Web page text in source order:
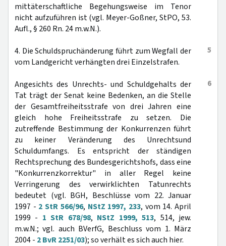
mittäterschaftliche Begehungsweise im Tenor
nicht aufzuführen ist (vgl. Meyer-Goßner, StPO, 53.
Aufl., § 260 Rn. 24 m.w.N.).
5
4. Die Schuldspruchänderung führt zum Wegfall der
vom Landgericht verhängten drei Einzelstrafen.
6
Angesichts des Unrechts- und Schuldgehalts der
Tat trägt der Senat keine Bedenken, an die Stelle
der Gesamtfreiheitsstrafe von drei Jahren eine
gleich hohe Freiheitsstrafe zu setzen. Die
zutreffende Bestimmung der Konkurrenzen führt
zu keiner Veränderung des Unrechtsund
Schuldumfangs. Es entspricht der ständigen
Rechtsprechung des Bundesgerichtshofs, dass eine
"Konkurrenzkorrektur" in aller Regel keine
Verringerung des verwirklichten Tatunrechts
bedeutet (vgl. BGH, Beschlüsse vom 22. Januar
1997 - 2 StR 566/96, NStZ 1997, 233, vom 14. April
1999 - 1 StR 678/98, NStZ 1999, 513, 514, jew.
m.w.N.; vgl. auch BVerfG, Beschluss vom 1. März
2004 - 2 BvR 2251/03); so verhält es sich auch hier.